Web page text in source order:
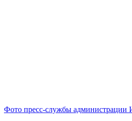
Фото пресс-службы администрации